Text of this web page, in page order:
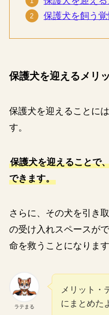
保護犬を飼う
保護犬を迎えるメリ
保護犬を迎えることに
す。
保護犬を迎えることで
できます。
さらに、その犬を引き
の受け入れスペースが
命を救うことになります
ラテまる
メリット・
にまとめた